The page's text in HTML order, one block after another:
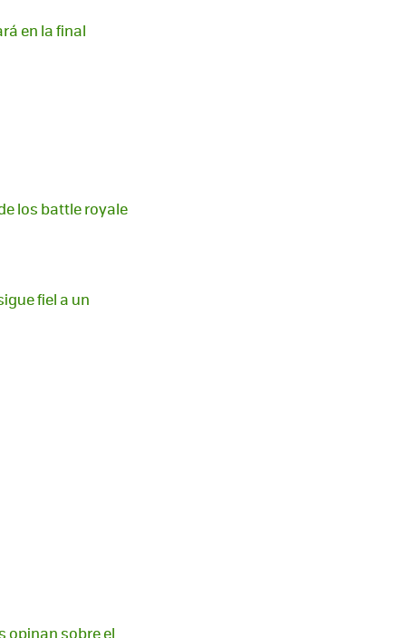
en la final
los battle royale
fiel a un
opinan sobre el